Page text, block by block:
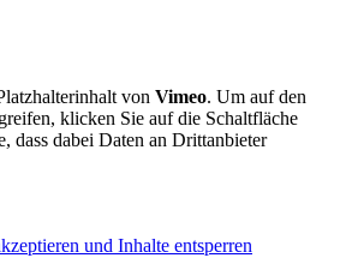
von Vimeo. Um auf den
klicken Sie auf die Schaltfläche
dass dabei Daten an Drittanbieter
und Inhalte entsperren